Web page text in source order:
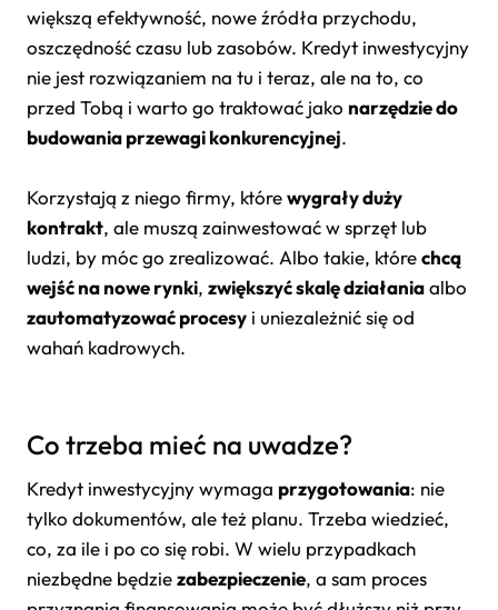
większą efektywność, nowe źródła przychodu,
oszczędność czasu lub zasobów. Kredyt inwestycyjny
nie jest rozwiązaniem na tu i teraz, ale na to, co
przed Tobą i warto go traktować jako narzędzie do
budowania przewagi konkurencyjnej.
Korzystają z niego firmy, którewygrały duży
kontrakt, ale muszą zainwestować w sprzęt lub
ludzi, by móc go zrealizować. Albo takie, którechcą
wejść na nowe rynki, zwiększyć skalę działaniaalbo
zautomatyzować procesy i uniezależnić się od
wahań kadrowych.
Co trzeba mieć na uwadze?
Kredyt inwestycyjny wymaga przygotowania: nie
tylko dokumentów, ale też planu. Trzeba wiedzieć,
co, za ile i po co się robi. W wielu przypadkach
niezbędne będziezabezpieczenie, a sam proces